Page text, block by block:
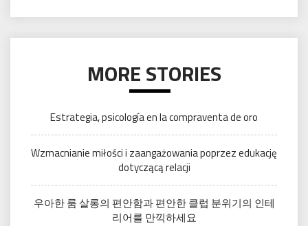
MORE STORIES
Estrategia, psicología en la compraventa de oro
Wzmacnianie miłości i zaangażowania poprzez edukację
dotyczącą relacji
우아한 룸 살롱의 편안함과 편안한 클럽 분위기의 인테
리어를 만끽하세요